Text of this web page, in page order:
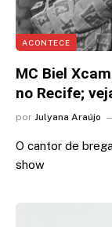
ACONTECE
MC Biel
no Recife;
por Julyana Araújo
O cantor de
show